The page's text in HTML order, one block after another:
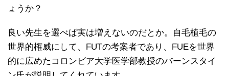
ょうか？
良い先生を選べば実は増えないのだとか。自毛植毛の
世界的権威にして、FUTの考案者であり、FUEを世界
的に広めたコロンビア大学医学部教授のバーンスタイ